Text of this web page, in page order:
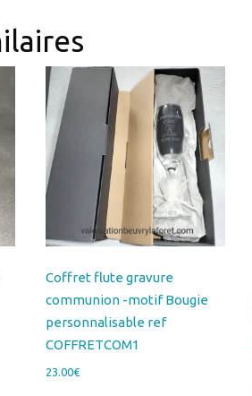
Coffret flute gravure
communion -motif Bougie
personnalisable ref
COFFRETCOM1
23.00€